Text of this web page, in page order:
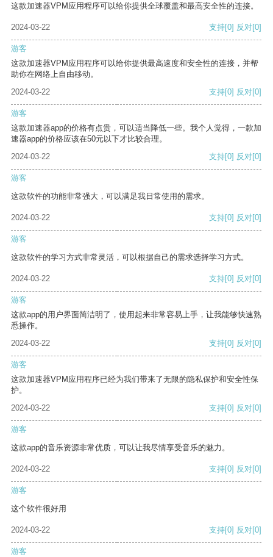
这款加速器VPM应用程序可以给你提供全球覆盖和最高安全性的连接。
2024-03-22 支持[0] 反对[0]
游客
这款加速器VPM应用程序可以给你提供最高速度和安全性的连接，并帮
助你在网络上自由移动。
2024-03-22
支持[0] 反对[0]
游客
这款加速器app的价格有点贵，可以适当降低一些。我个人觉得，一款加
速器app的价格应该在50元以下才比较合理。
2024-03-22
支持[0] 反对[0]
游客
这款软件的功能非常强大，可以满足我日常使用的需求。
2024-03-22 支持[0] 反对[0]
游客
这款软件的学习方式非常灵活，可以根据自己的需求选择学习方式。
2024-03-22 支持[0] 反对[0]
游客
这款app的用户界面简洁明了，使用起来非常容易上手，让我能够快速熟
悉操作。
2024-03-22
支持[0] 反对[0]
游客
这款加速器VPM应用程序已经为我们带来了无限的隐私保护和安全性保
护。
2024-03-22
支持[0] 反对[0]
游客
这款app的音乐资源非常优质，可以让我尽情享受音乐的魅力。
2024-03-22 支持[0] 反对[0]
游客
这个软件很好用
2024-03-22 支持[0] 反对[0]
游客